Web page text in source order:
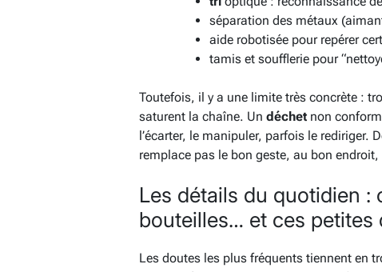
séparation des métaux
aide robotisée pour repérer
tamis et soufflerie pour
Toutefois, il y a une limite très concrète :
saturent la chaîne. Un déchet non
l’écarter, le manipuler, parfois le rediriger.
remplace pas le bon geste, au bon
Les détails du quotidien :
bouteilles… et ces
Les doutes les plus fréquents tiennent en